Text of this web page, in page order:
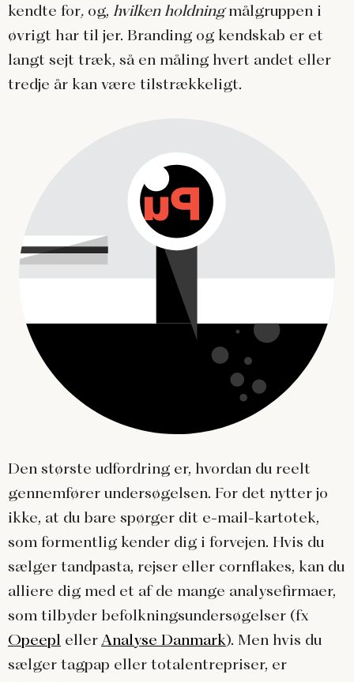
kendte for, og, hvilken holdningmålgruppen i
øvrigt har til jer. Branding og kendskab er et
langt sejt træk, så en måling hvert andet eller
tredje år kan være tilstrækkeligt.
Den største udfordring er, hvordan du reelt
gennemfører undersøgelsen. For det nytter jo
ikke, at du bare spørger dit e-mail-kartotek,
som formentlig kender dig i forvejen. Hvis du
sælger tandpasta, rejser eller cornflakes, kan du
alliere dig med et af de mange analysefirmaer,
som tilbyder befolkningsundersøgelser (fx
Opeepl ellerAnalyse Danmark). Men hvis du
sælger tagpap eller totalentrepriser, er